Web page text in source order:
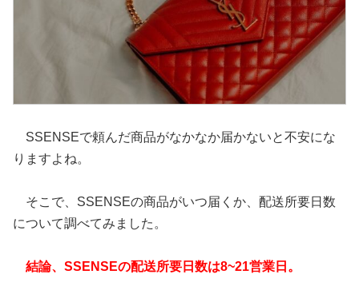
SSENSEで頼んだ商品がなかなか届かないと不安にな
りますよね。
そこで、SSENSEの商品がいつ届くか、配送所要日数
について調べてみました。
結論、SSENSEの配送所要日数は8~21営業日。